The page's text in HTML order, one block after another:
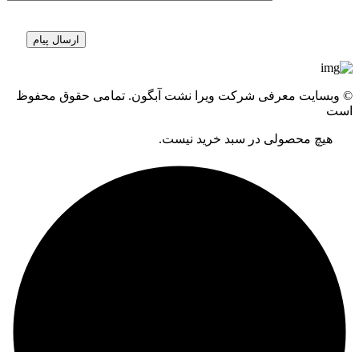
© وبسایت معرفی شرکت ویرا نشت آبگون. تمامی حقوق محفوظ
است
هیچ محصولی در سبد خرید نیست.